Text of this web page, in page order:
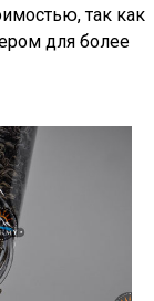
так как
для более